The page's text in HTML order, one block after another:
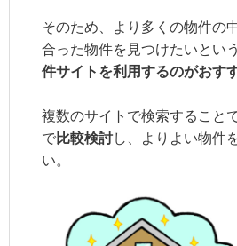
そのため、より多くの物件の
合った物件を見つけたいとい
件サイトを利用するのがおす
複数のサイトで検索すること
で比較検討し、よりよい物件
い。